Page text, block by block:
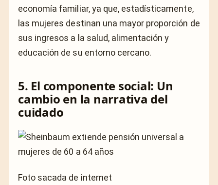
economía familiar, ya que, estadísticamente,
las mujeres destinan una mayor proporción de
sus ingresos a la salud, alimentación y
educación de su entorno cercano.
5. El componente social: Un
cambio en la narrativa del
cuidado
Foto sacada de internet